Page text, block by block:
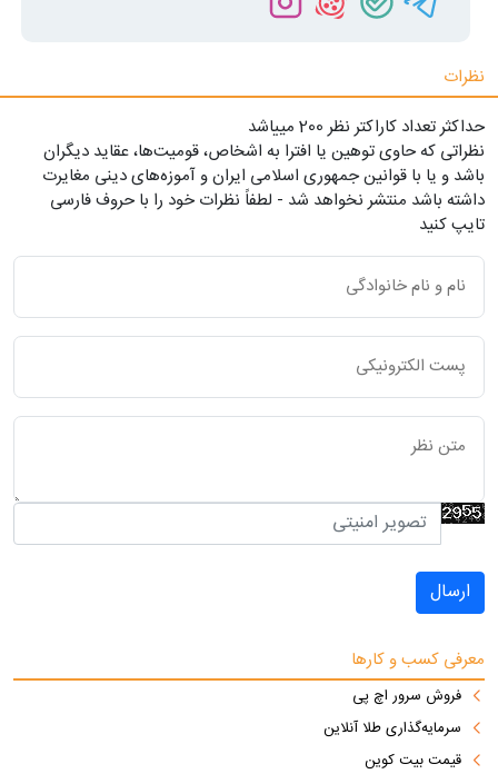
نظرات
حداکثر تعداد کاراکتر نظر 200 ميياشد
نظراتی که حاوی توهین یا افترا به اشخاص، قومیت‌ها، عقاید دیگران
باشد و یا با قوانین جمهوری اسلامی ایران و آموزه‌های دینی مغایرت
داشته باشد منتشر نخواهد شد - لطفاً نظرات خود را با حروف فارسی
تایپ کنید
ارسال
معرفی کسب و کارها
فروش سرور اچ پی
سرمایه‌گذاری طلا آنلاین
قیمت بیت کوین